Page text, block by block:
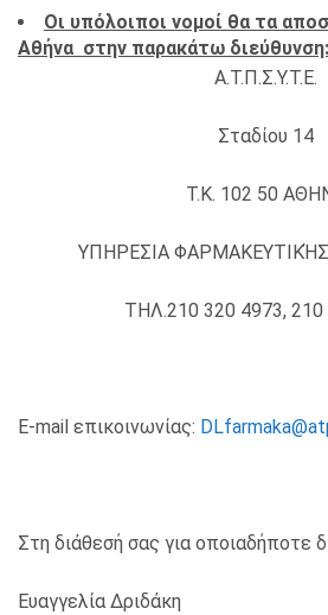
Οι υπόλοιποι νομοί θα τα
Αθήνα στην παρακάτω διεύθυνση:
Α.Τ.Π.Σ.Υ.Τ.Ε.
Σταδίου 14
Τ.Κ. 102 50
ΥΠΗΡΕΣΙΑ
ΤΗΛ.210 320 4973, 210
E-mail επικοινωνίας:
Στη διάθεσή σας για οποιαδήποτε
Ευαγγελία Δριδάκη